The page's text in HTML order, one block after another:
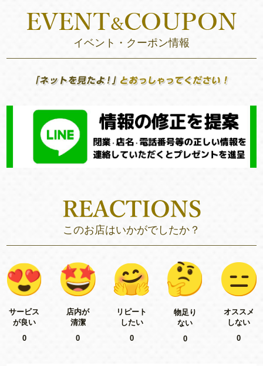
イベント・クーポン情報
このお店はいかがでしたか？
サービス
が良い
0
店内が
清潔
0
リピート
したい
0
物足り
ない
0
オススメ
しない
0